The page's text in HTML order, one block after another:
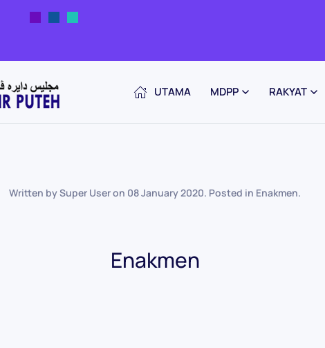
UTAMA MDPP RAKYAT
Written by Super User on 08 January 2020. Posted in Enakmen.
Enakmen